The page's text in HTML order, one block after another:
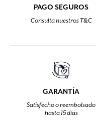
PAGO SEGUROS
Consulta nuestros T&C
GARANTÍA
Satisfecho o reembolsado
hasta 15 días